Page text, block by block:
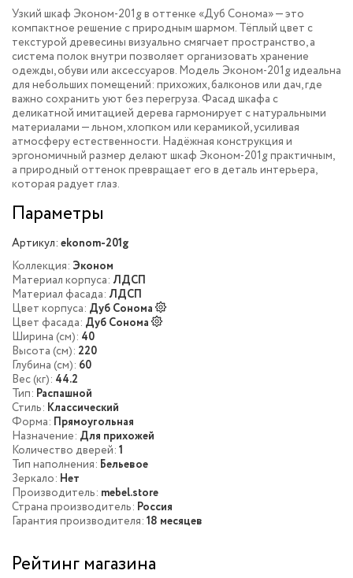
Узкий шкаф Эконом-201g в оттенке «Дуб Сонома» — это
компактное решение с природным шармом. Тёплый цвет с
текстурой древесины визуально смягчает пространство, а
система полок внутри позволяет организовать хранение
одежды, обуви или аксессуаров. Модель Эконом-201g идеальна
для небольших помещений: прихожих, балконов или дач, где
важно сохранить уют без перегруза. Фасад шкафа с
деликатной имитацией дерева гармонирует с натуральными
материалами — льном, хлопком или керамикой, усиливая
атмосферу естественности. Надёжная конструкция и
эргономичный размер делают шкаф Эконом-201g практичным,
а природный оттенок превращает его в деталь интерьера,
которая радует глаз.
Параметры
Артикул: ekonom-201g
Коллекция: Эконом
Материал корпуса: ЛДСП
Материал фасада: ЛДСП
Цвет корпуса: Дуб Сонома
Цвет фасада: Дуб Сонома
Ширина (см): 40
Высота (см): 220
Глубина (см): 60
Вес (кг): 44.2
Тип: Распашной
Стиль: Классический
Форма: Прямоугольная
Назначение: Для прихожей
Количество дверей: 1
Тип наполнения: Бельевое
Зеркало: Нет
Производитель: mebel.store
Страна производитель: Россия
Гарантия производителя: 18 месяцев
Рейтинг магазина